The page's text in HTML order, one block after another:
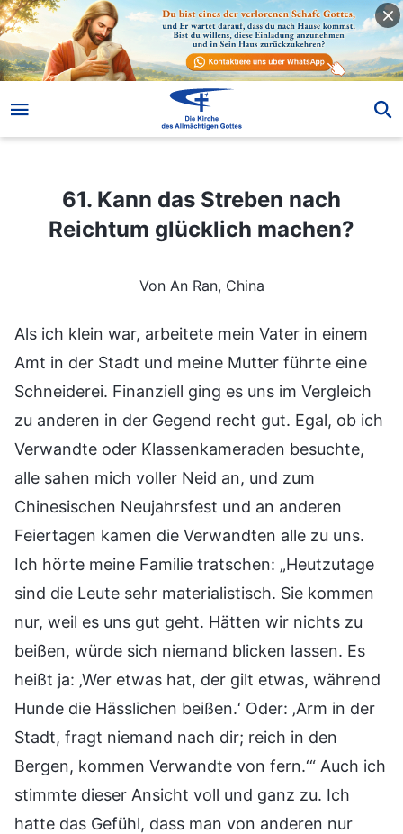
61. Kann das Streben nach Reichtum glücklich machen?
61. Kann das Streben nach
Reichtum glücklich machen?
Von An Ran, China
Als ich klein war, arbeitete mein Vater in einem
Amt in der Stadt und meine Mutter führte eine
Schneiderei. Finanziell ging es uns im Vergleich
zu anderen in der Gegend recht gut. Egal, ob ich
Verwandte oder Klassenkameraden besuchte,
alle sahen mich voller Neid an, und zum
Chinesischen Neujahrsfest und an anderen
Feiertagen kamen die Verwandten alle zu uns.
Ich hörte meine Familie tratschen: „Heutzutage
sind die Leute sehr materialistisch. Sie kommen
nur, weil es uns gut geht. Hätten wir nichts zu
beißen, würde sich niemand blicken lassen. Es
heißt ja: ‚Wer etwas hat, der gilt etwas, während
Hunde die Hässlichen beißen.‘ Oder: ‚Arm in der
Stadt, fragt niemand nach dir; reich in den
Bergen, kommen Verwandte von fern.‘“ Auch ich
stimmte dieser Ansicht voll und ganz zu. Ich
hatte das Gefühl, dass man von anderen nur